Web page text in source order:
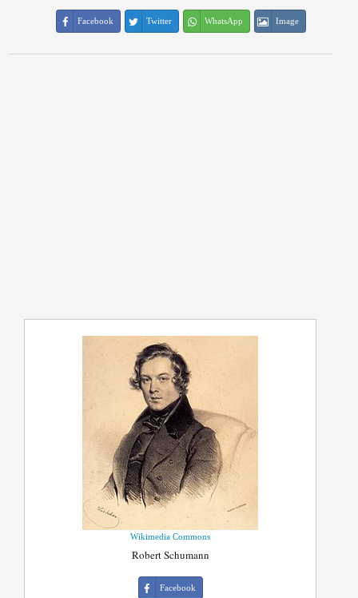
Facebook Twitter WhatsApp Image
Wikimedia Commons
Robert Schumann
Facebook